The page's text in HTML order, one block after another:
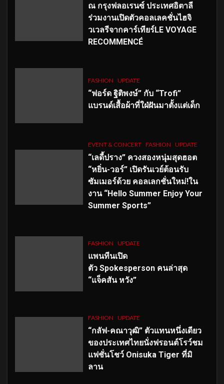
ณ กรุงฟลอเรนซ์ ประเทศอิตาลี
ร่วมงานเปิดตัวคอลเลคชั่นไฮจิ
วเวลรีจากคาร์เทียร์LE VOYAGE
RECOMMENCÉ
FASHION UPDATE
“ฟอร์ด ฐิติพงษ์” กับ “Trofi”
แบรนด์เสื้อผ้าที่ใฝ่ฝันมาตั้งแต่เด็ก
EVENT & CONCERT FASHION UPDATE
“เลดี้ปราง” ควงสองหนุ่มสุดฮอต
“หยิ่น-วอร์” เปิดรันเวย์ต้อนรับ
ซัมเมอร์ด้วย คอลเลกชั่นใหม่!ใน
งาน “Hello Summer Enjoy Your
Summer Sports”
FASHION UPDATE
แพนทีนเปิด
ตัว Spokesperson คนล่าสุด
“แจ็คสัน หวัง”
FASHION UPDATE
“กลัฟ-คณาวุฒิ” ตัวแทนหนึ่งเดียว
ของประเทศไทยนั่งฟรอนต์โรว์ชม
แฟชั่นโชว์ Onisuka Tiger ที่มิ
ลาน